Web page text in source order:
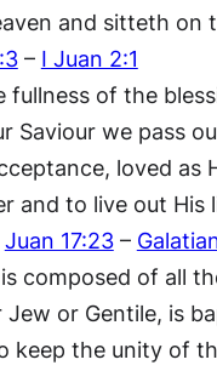
and sitteth on
– I Juan 2:1
fullness of the
Saviour we pass
loved
and to live out
Juan 17:23–
composed of all
Jew or Gentile, is
keep the unity of